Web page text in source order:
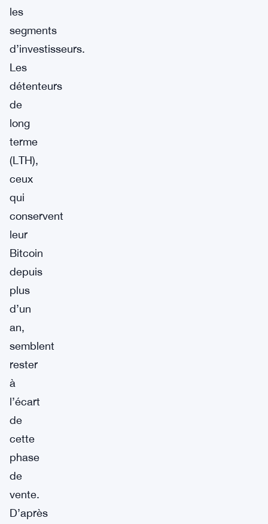
les
segments
d’investisseurs.
Les
détenteurs
de
long
terme
(LTH),
ceux
qui
conservent
leur
Bitcoin
depuis
plus
d’un
an,
semblent
rester
à
l’écart
de
cette
phase
de
vente.
D’après